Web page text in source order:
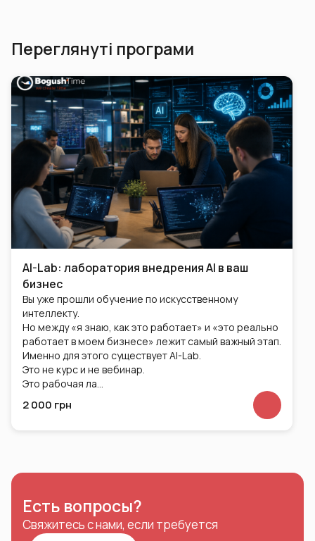
Переглянуті програми
AI-Lab: лаборатория внедрения AI в ваш
бизнес
Вы уже прошли обучение по искусственному
интеллекту.
Но между «я знаю, как это работает» и «это реально
работает в моем бизнесе» лежит самый важный этап.
Именно для этого существует AI-Lab.
Это не курс и не вебинар.
Это рабочая ла…
2 000 грн
Есть вопросы?
Свяжитесь с нами, если требуется